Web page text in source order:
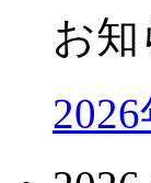
お知